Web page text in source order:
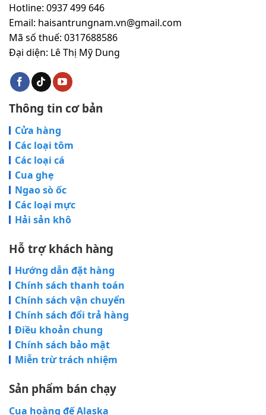
Hotline: 0937 499 646
Email: haisantrungnam.vn@gmail.com
Mã số thuế: 0317688586
Đại diện: Lê Thị Mỹ Dung
Thông tin cơ bản
Cửa hàng
Các loại tôm
Các loại cá
Cua ghẹ
Ngao sò ốc
Các loại mực
Hải sản khô
Hỗ trợ khách hàng
Hướng dẫn đặt hàng
Chính sách thanh toán
Chính sách vận chuyển
Chính sách đổi trả hàng
Điều khoản chung
Chính sách bảo mật
Miễn trừ trách nhiệm
Sản phẩm bán chạy
Cua hoàng đế Alaska